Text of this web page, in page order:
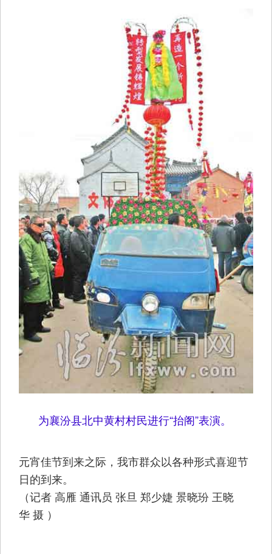
为襄汾县北中黄村村民进行“抬阁”表演。
元宵佳节到来之际，我市群众以各种形式喜迎节
日的到来。
（记者 高雁 通讯员 张旦 郑少婕 景晓玢 王晓
华 摄 ）